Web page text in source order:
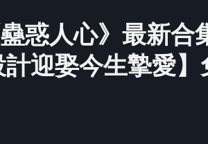
惑人心》最新合
迎娶今生摯愛